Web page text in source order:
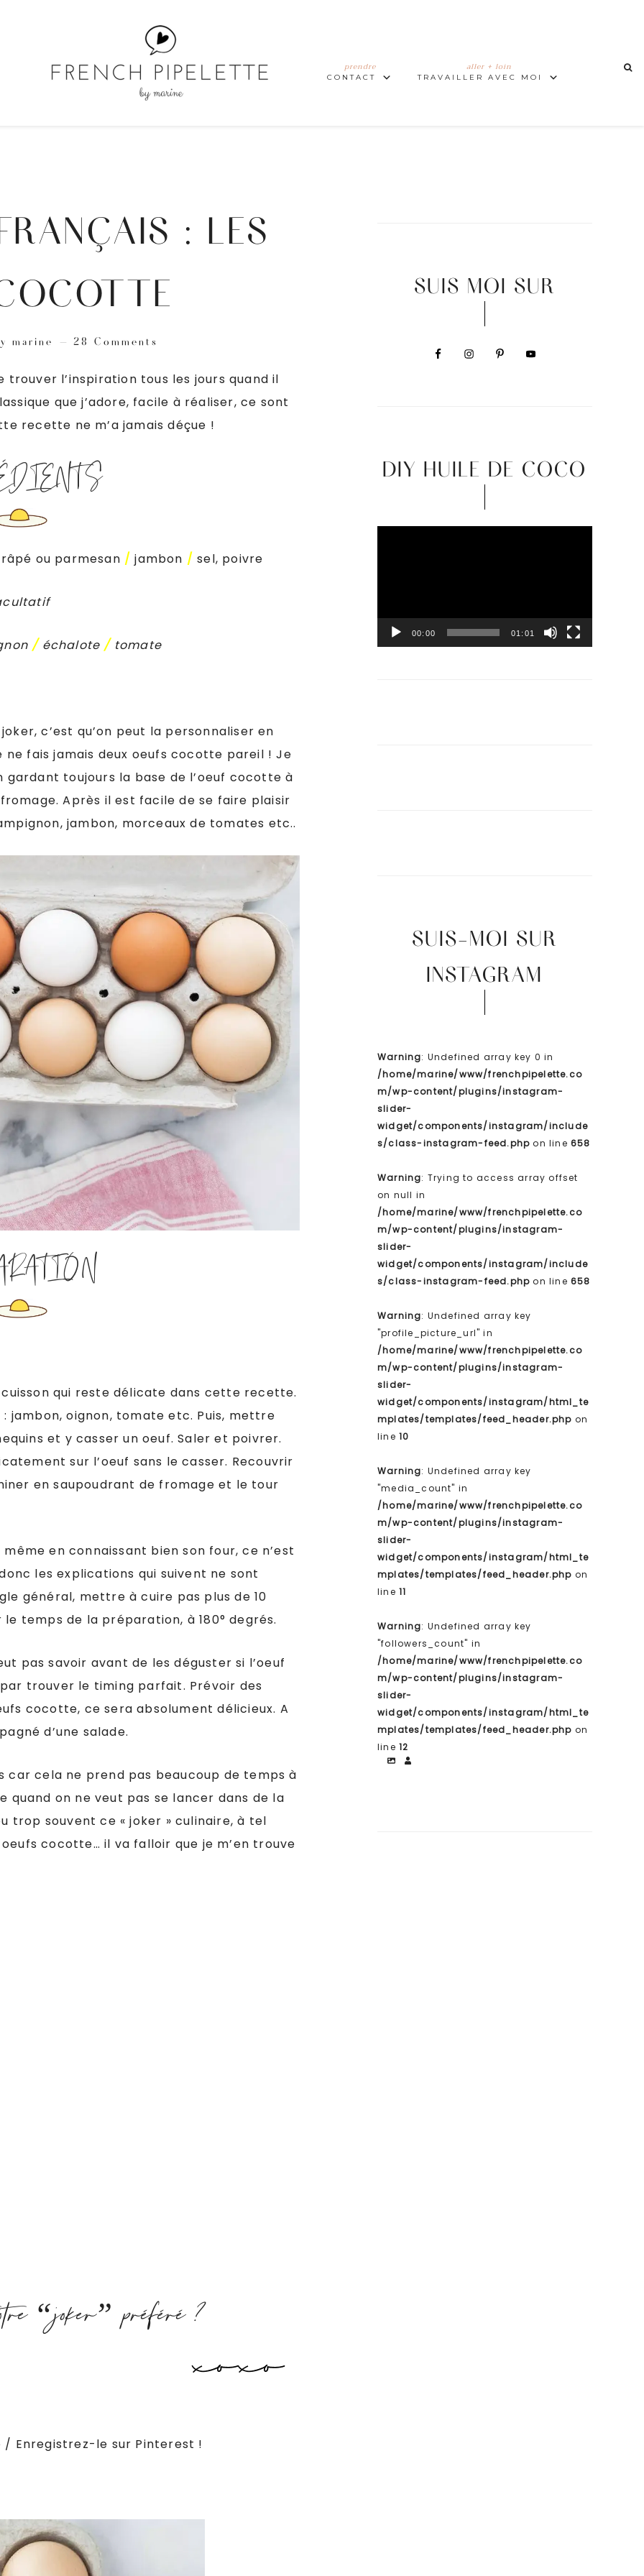
prendre
CONTACT
aller + loin
TRAVAILLER AVEC MOI
: LES
marine 28 Comments
l’inspiration tous les jours quand il
que j’adore, facile à réaliser, ce sont
recette ne m’a jamais déçue !
ou parmesan / jambon / sel, poivre
/échalote / tomate
c’est qu’on peut la personnaliser en
ne fais jamais deux oeufs cocotte pareil ! Je
gardant toujours la base de l’oeuf cocotte à
Après il est facile de se faire plaisir
jambon, morceaux de tomates etc..
qui reste délicate dans cette recette.
jambon, oignon, tomate etc. Puis, mettre
et y casser un oeuf. Saler et poivrer.
sur l’oeuf sans le casser. Recouvrir
en saupoudrant de fromage et le tour
en connaissant bien son four, ce n’est
les explications qui suivent ne sont
général, mettre à cuire pas plus de 10
temps de la préparation, à 180° degrés.
pas savoir avant de les déguster si l’oeuf
trouver le timing parfait. Prévoir des
cocotte, ce sera absolument délicieux. A
d’une salade.
car cela ne prend pas beaucoup de temps à
quand on ne veut pas se lancer dans de la
trop souvent ce « joker » culinaire, à tel
cocotte… il va falloir que je m’en trouve
“joker” préféré ?
Enregistrez-le sur Pinterest !
SUIS MOI SUR
DIY HUILE DE COCO
00:00 01:01
SUIS-MOI SUR
INSTAGRAM
Warning: Undefined array key 0 in
/home/marine/www/frenchpipelette.co
m/wp-content/plugins/instagram-
slider-
widget/components/instagram/include
s/class-instagram-feed.php on line 658
Warning: Trying to access array offset
on null in
/home/marine/www/frenchpipelette.co
m/wp-content/plugins/instagram-
slider-
widget/components/instagram/include
s/class-instagram-feed.php on line 658
Warning: Undefined array key
"profile_picture_url" in
/home/marine/www/frenchpipelette.co
m/wp-content/plugins/instagram-
slider-
widget/components/instagram/html_te
mplates/templates/feed_header.php on
line 10
Warning: Undefined array key
"media_count" in
/home/marine/www/frenchpipelette.co
m/wp-content/plugins/instagram-
slider-
widget/components/instagram/html_te
mplates/templates/feed_header.php on
line 11
Warning: Undefined array key
"followers_count" in
/home/marine/www/frenchpipelette.co
m/wp-content/plugins/instagram-
slider-
widget/components/instagram/html_te
mplates/templates/feed_header.php on
line 12